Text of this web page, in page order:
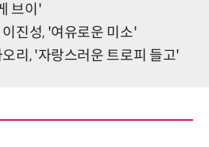
브이'
진성, '여유로운 미소'
리, '자랑스러운 트로피 들고'